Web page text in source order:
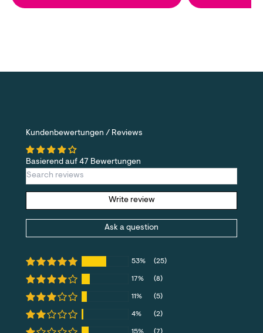
Kundenbewertungen / Reviews
Basierend auf 47 Bewertungen
Write review
Ask a question
53% (25)
17% (8)
11% (5)
4% (2)